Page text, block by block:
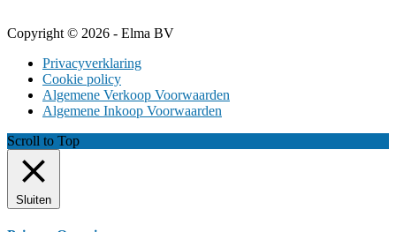
Copyright © 2026 - Elma BV
Privacyverklaring
Cookie policy
Algemene Verkoop Voorwaarden
Algemene Inkoop Voorwaarden
Scroll to Top
Sluiten